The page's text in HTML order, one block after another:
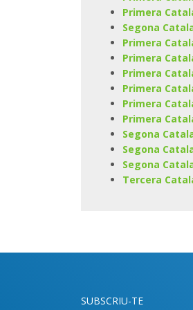
Primera
Segona
Primera
Primera
Primera
Primera
Primera
Primera
Segona
Segona
Segona
Tercera
SUBSCRIU-TE